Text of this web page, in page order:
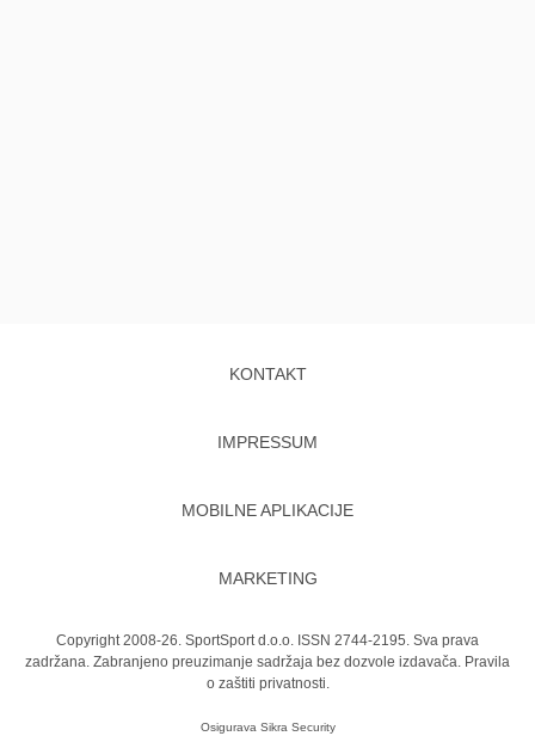
KONTAKT
IMPRESSUM
MOBILNE APLIKACIJE
MARKETING
Copyright 2008-26. SportSport d.o.o. ISSN 2744-2195. Sva prava
zadržana. Zabranjeno preuzimanje sadržaja bez dozvole izdavača. Pravila
o zaštiti privatnosti.
Osigurava Sikra Security